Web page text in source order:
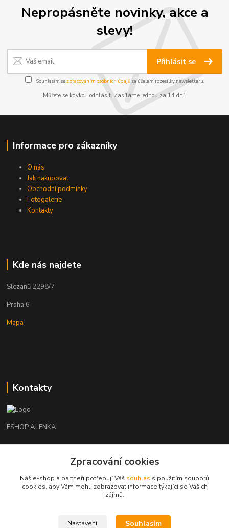
Nepropásněte novinky, akce a
slevy!
Přihlásit se
Souhlasím se zpracováním osobních údajůza účelem rozesílky newsletteru.
Můžete se kdykoli odhlásit. Zasíláme jednou za 14 dní.
Informace pro zákazníky
O nás
Jak nakupovat
Obchodní podmínky
Fotogalerie
Kontakty
Kde nás najdete
Slezanů 2298/7
Praha 6
Mapa
Kontakty
ESHOP ALENKA
+420602541312
orechovka@inmes.cz
Zpracování cookies
Náš e-shop a partneři potřebují Váš souhlas s použitím souborů
cookies, aby Vám mohli zobrazovat informace týkající se Vašich
zájmů.
Nastavení Souhlasím